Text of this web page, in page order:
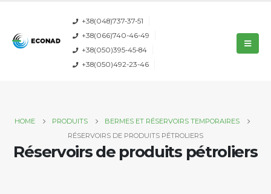
+38(048)737-37-51
+38(066)740-46-49
+38(050)395-45-84
+38(050)492-23-46
HOME PRODUITS
BERMES ET RÉSERVOIRS TEMPORAIRES
RÉSERVOIRS DE PRODUITS PÉTROLIERS
Réservoirs de produits pétroliers